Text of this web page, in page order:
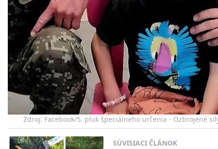
Zdroj: Facebook/5. pluk špeciálneho určenia - Ozbrojené
SÚVISIACI ČLÁNOK